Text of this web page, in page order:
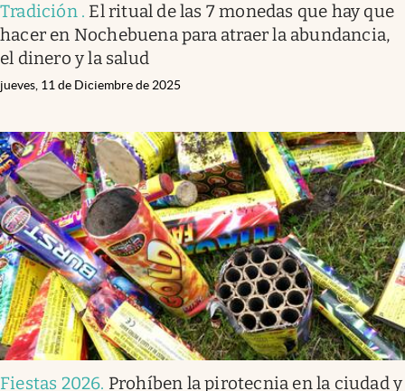
Tradición . El ritual de las 7 monedas que hay que
hacer en Nochebuena para atraer la abundancia,
el dinero y la salud
jueves, 11 de Diciembre de 2025
Fiestas 2026. Prohíben la pirotecnia en la ciudad y